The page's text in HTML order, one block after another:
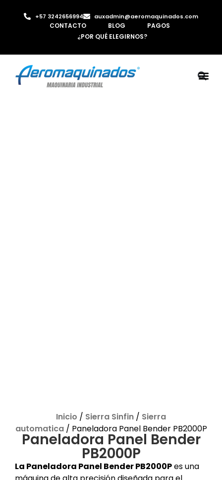
+57 3242656994 auxadmin@aeromaquinados.com
CONTACTO BLOG
PAGOS
¿POR QUÉ ELEGIRNOS?
Inicio / Sierra Sinfin / Sierra
automatica/ Paneladora Panel Bender PB2000P
Paneladora Panel Bender
PB2000P
La Paneladora Panel Bender PB2000Pes una